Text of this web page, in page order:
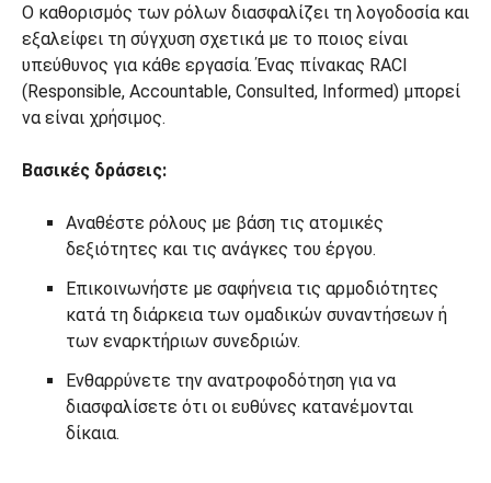
Ο καθορισμός των ρόλων διασφαλίζει τη λογοδοσία και
εξαλείφει τη σύγχυση σχετικά με το ποιος είναι
υπεύθυνος για κάθε εργασία. Ένας πίνακας RACI
(Responsible, Accountable, Consulted, Informed) μπορεί
να είναι χρήσιμος.
Βασικές δράσεις:
Αναθέστε ρόλους με βάση τις ατομικές
δεξιότητες και τις ανάγκες του έργου.
Επικοινωνήστε με σαφήνεια τις αρμοδιότητες
κατά τη διάρκεια των ομαδικών συναντήσεων ή
των εναρκτήριων συνεδριών.
Ενθαρρύνετε την ανατροφοδότηση για να
διασφαλίσετε ότι οι ευθύνες κατανέμονται
δίκαια.